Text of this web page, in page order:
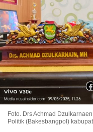
Foto. Drs Achmad
Politik (Bakesbangpol)